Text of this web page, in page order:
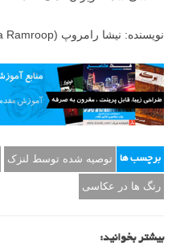
سعی کنید آنچه را که به مخاطبان
تصاویر تاثیرگذار، می توانید با
که شما می خواهید را احساس کنند.